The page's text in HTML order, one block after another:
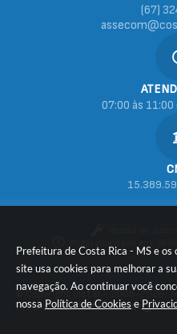
Prefeitura de Costa Rica - MS e os
site usa cookies para melhorar a
navegação. Ao continuar você
nossa Política de Cookies e
(67)
07:00 às
© Copyright Instar - 2006-2026.
reservados -Instar Tecnologia